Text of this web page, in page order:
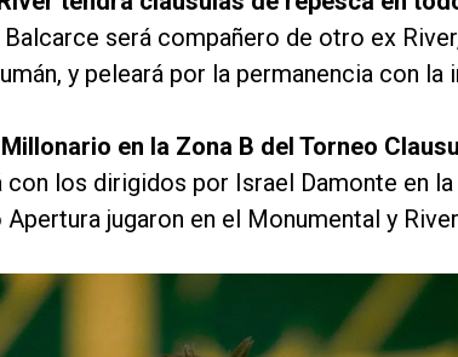
será compañero de otro ex
y peleará por la permanencia con
en la Zona B del Torneo
con los dirigidos por Israel Damonte en
jugaron en el Monumental y